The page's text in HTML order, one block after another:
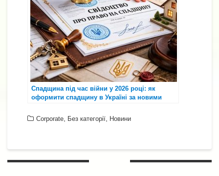
Спадщина під час війни у 2026 році: як
оформити спадщину в Україні за новими
Corporate
Без категорії Новини
Навігація